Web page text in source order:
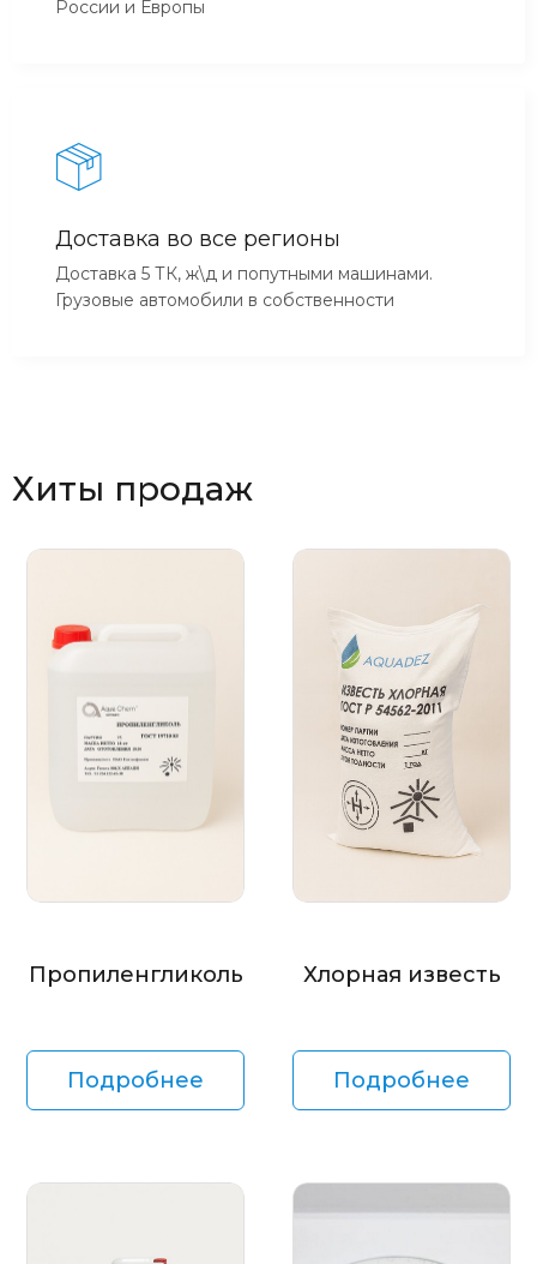
России и Европы
Доставка во все регионы
Доставка 5 ТК, ж\д и попутными машинами.
Грузовые автомобили в собственности
Хиты продаж
Пропиленгликоль
Подробнее
Хлорная известь
Подробнее